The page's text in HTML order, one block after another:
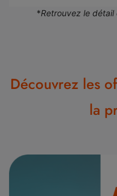
*Retrouvez le détail
Découvrez les
la